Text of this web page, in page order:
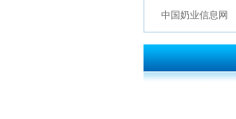
中国奶业信息网